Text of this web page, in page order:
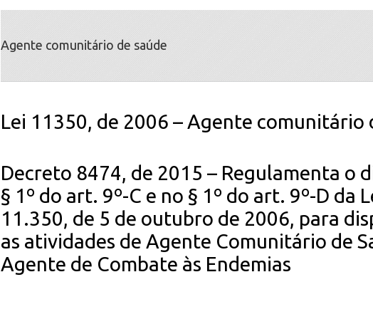
Agente comunitário de saúde
Lei 11350, de 2006 – Agente comunitário
Decreto 8474, de 2015 – Regulamenta o
§ 1º do art. 9º-C e no § 1º do art. 9º-D da
11.350, de 5 de outubro de 2006, para
as atividades de Agente Comunitário de
Agente de Combate às Endemias